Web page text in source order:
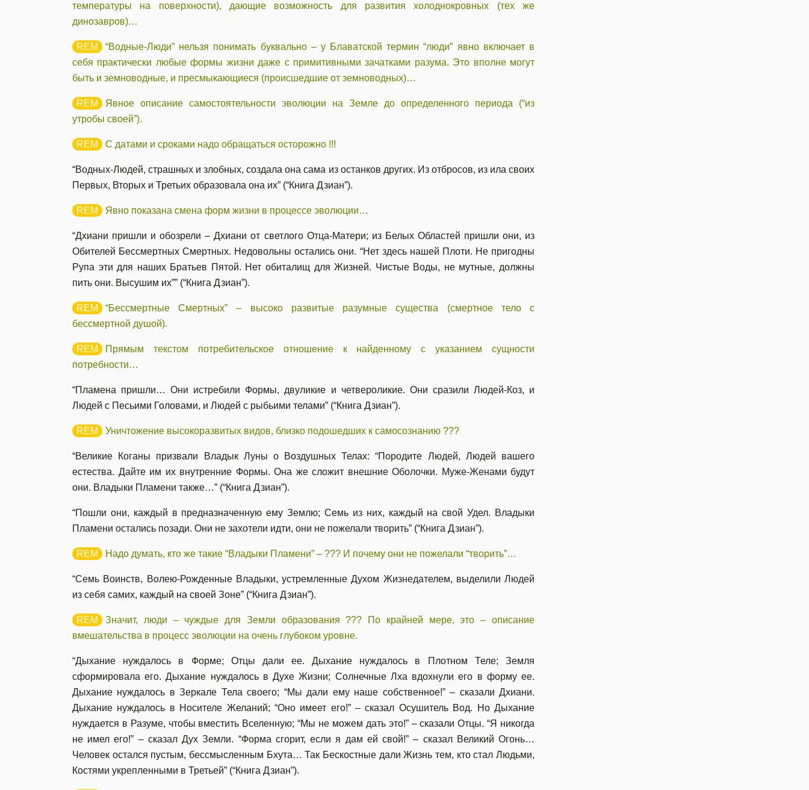
температуры на поверхности), дающие возможность для развития холоднокровных (тех же
динозавров)…
“Водные-Люди” нельзя понимать буквально – у Блаватской термин “люди” явно включает в
себя практически любые формы жизни даже с примитивными зачатками разума. Это вполне могут
быть и земноводные, и пресмыкающиеся (происшедшие от земноводных)…
Явное описание самостоятельности эволюции на Земле до определенного периода (“из
утробы своей”).
С датами и сроками надо обращаться осторожно !!!
“Водных-Людей, страшных и злобных, создала она сама из останков других. Из отбросов, из ила своих
Первых, Вторых и Третьих образовала она их” (“Книга Дзиан”).
Явно показана смена форм жизни в процессе эволюции…
“Дхиани пришли и обозрели – Дхиани от светлого Отца-Матери; из Белых Областей пришли они, из
Обителей Бессмертных Смертных. Недовольны остались они. “Нет здесь нашей Плоти. Не пригодны
Рупа эти для наших Братьев Пятой. Нет обиталищ для Жизней. Чистые Воды, не мутные, должны
пить они. Высушим их”” (“Книга Дзиан”).
“Бессмертные Смертных” – высоко развитые разумные существа (смертное тело с
бессмертной душой).
Прямым текстом потребительское отношение к найденному с указанием сущности
потребности…
“Пламена пришли… Они истребили Формы, двуликие и четвероликие. Они сразили Людей-Коз, и
Людей с Песьими Головами, и Людей с рыбьими телами” (“Книга Дзиан”).
Уничтожение высокоразвитых видов, близко подошедших к самосознанию ???
“Великие Коганы призвали Владык Луны о Воздушных Телах: “Породите Людей, Людей вашего
естества. Дайте им их внутренние Формы. Она же сложит внешние Оболочки. Муже-Женами будут
они. Владыки Пламени также…” (“Книга Дзиан”).
“Пошли они, каждый в предназначенную ему Землю; Семь из них, каждый на свой Удел. Владыки
Пламени остались позади. Они не захотели идти, они не пожелали творить” (“Книга Дзиан”).
Надо думать, кто же такие “Владыки Пламени” – ??? И почему они не пожелали “творить”…
“Семь Воинств, Волею-Рожденные Владыки, устремленные Духом Жизнедателем, выделили Людей
из себя самих, каждый на своей Зоне” (“Книга Дзиан”).
Значит, люди – чуждые для Земли образования ??? По крайней мере, это – описание
вмешательства в процесс эволюции на очень глубоком уровне.
“Дыхание нуждалось в Форме; Отцы дали ее. Дыхание нуждалось в Плотном Теле; Земля
сформировала его. Дыхание нуждалось в Духе Жизни; Солнечные Лха вдохнули его в форму ее.
Дыхание нуждалось в Зеркале Тела своего; “Мы дали ему наше собственное!” – сказали Дхиани.
Дыхание нуждалось в Носителе Желаний; “Оно имеет его!” – сказал Осушитель Вод. Но Дыхание
нуждается в Разуме, чтобы вместить Вселенную; “Мы не можем дать это!” – сказали Отцы. “Я никогда
не имел его!” – сказал Дух Земли. “Форма сгорит, если я дам ей свой!” – сказал Великий Огонь…
Человек остался пустым, бессмысленным Бхута… Так Бескостные дали Жизнь тем, кто стал Людьми,
Костями укрепленными в Третьей” (“Книга Дзиан”).